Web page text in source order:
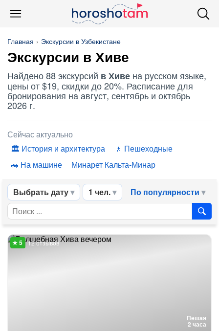
Главная Экскурсии в Узбекистане
Экскурсии в Хиве
Найдено 88 экскурсий в Хиве на русском языке,
цены от $19, скидки до 20%. Расписание для
бронирования на август, сентябрь и октябрь
2026 г.
Сейчас актуально
История и архитектура
Пешеходные
На машине
Минарет Кальта-Минар
Выбрать дату 1 чел. По популярности
Пешая
2 часа
12 отзывов